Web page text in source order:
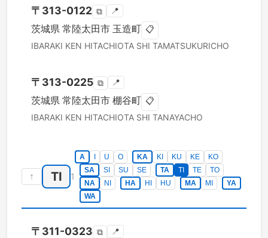
〒 313-0122 ⧉ 📍
茨城県 常陸太田市 玉造町 📋
IBARAKI KEN HITACHIOTA SHI TAMATSUKURICHO
〒 313-0225 ⧉ 📍
茨城県 常陸太田市 棚谷町 📋
IBARAKI KEN HITACHIOTA SHI TANAYACHO
↑ TI 1
A U O KA KI KU KE
KO
SA
SI SU SE TA TI TE
TO
NA
NI HA HI HU MA MI
YA
WA
〒 311-0323 ⧉ 📍